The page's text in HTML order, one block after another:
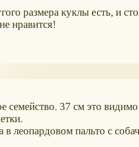
размера куклы есть, и
нравится!
семейство. 37 см это
в леопардовом пальто с